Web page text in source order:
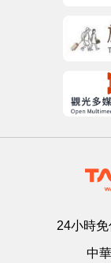
24小時免
中